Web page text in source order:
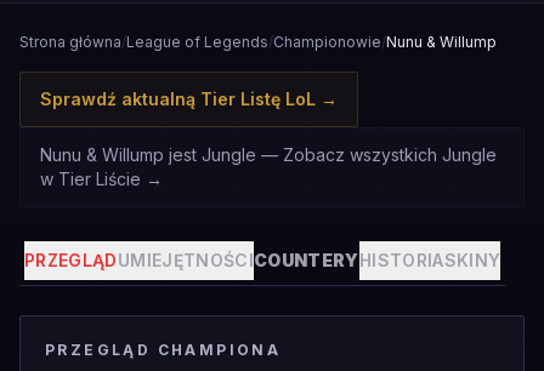
Strona główna/League of Legends/Championowie/Nunu & Willump
Sprawdź aktualną Tier Listę LoL →
Nunu & Willump jest Jungle — Zobacz wszystkich Jungle
w Tier Liście →
PRZEGLĄDUMIEJĘTNOŚCICOUNTERYHISTORIASKINY
PRZEGLĄD CHAMPIONA